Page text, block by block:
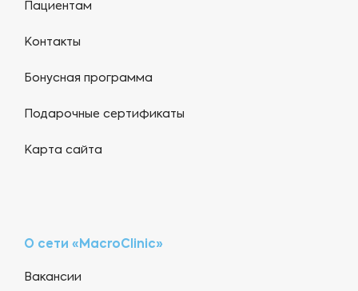
Пациентам
Контакты
Бонусная программа
Подарочные сертификаты
Карта сайта
О сети «MacroClinic»
Вакансии